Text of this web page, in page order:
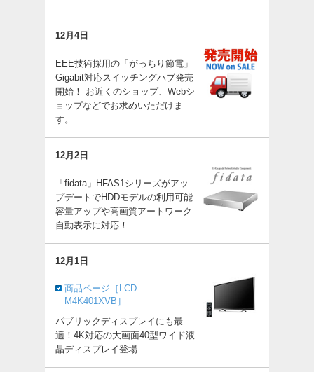
12月4日
EEE技術採用の「がっちり節電」
Gigabit対応スイッチングハブ発売
開始！ お近くのショップ、Webシ
ョップなどでお求めいただけま
す。
12月2日
「fidata」HFAS1シリーズがアッ
プデートでHDDモデルの利用可能
容量アップや高画質アートワーク
自動表示に対応！
12月1日
商品ページ［LCD-
M4K401XVB］
パブリックディスプレイにも最
適！4K対応の大画面40型ワイド液
晶ディスプレイ登場